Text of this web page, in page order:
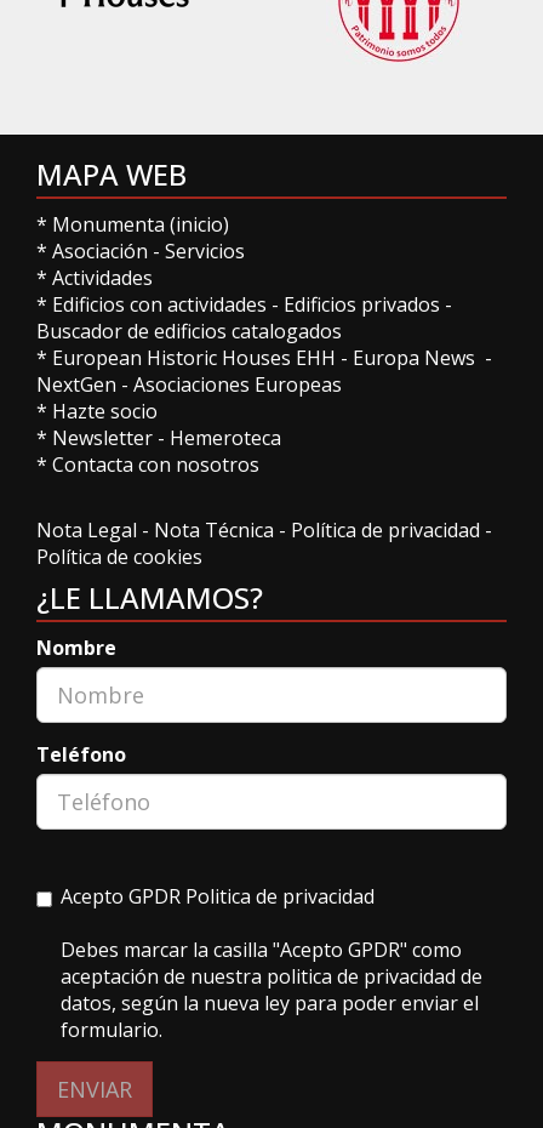
MAPA WEB
* Monumenta (inicio)
* Asociación - Servicios
* Actividades
* Edificios con actividades - Edificios privados -
Buscador de edificios catalogados
* European Historic Houses EHH - Europa News -
NextGen - Asociaciones Europeas
* Hazte socio
* Newsletter - Hemeroteca
* Contacta con nosotros
Nota Legal - Nota Técnica - Política de privacidad -
Política de cookies
¿LE LLAMAMOS?
Nombre
Teléfono
Acepto GPDR Politica de privacidad
Debes marcar la casilla "Acepto GPDR" como
aceptación de nuestra politica de privacidad de
datos, según la nueva ley para poder enviar el
formulario.
ENVIAR